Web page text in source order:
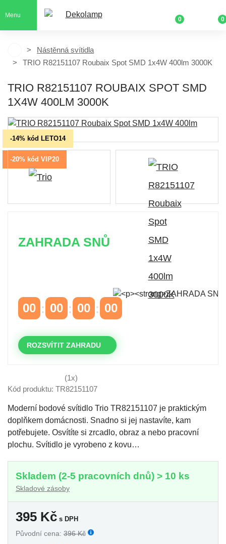
Menu
0 0
Nástěnná svítidla
TRIO R82151107 Roubaix Spot SMD 1x4W 400lm 3000K
TRIO R82151107 ROUBAIX SPOT SMD
1X4W 400LM 3000K
-14% kód LETO14
-20% kód VIP20
ZAHRADA SNŮ
00 00 00 00
ROZSVÍTIT ZAHRADU
(1x)
Kód produktu: TR82151107
Moderní bodové svítidlo Trio TR82151107 je praktickým
doplňkem domácnosti. Snadno si jej nastavíte, kam
potřebujete. Osvítíte si zrcadlo, obraz a nebo pracovní
plochu. Svítidlo je vyrobeno z kovu…
Skladem (2-5 pracovních dnů) > 10 ks
Skladové zásoby
395 Kč s DPH
Původní cena: 396 Kč